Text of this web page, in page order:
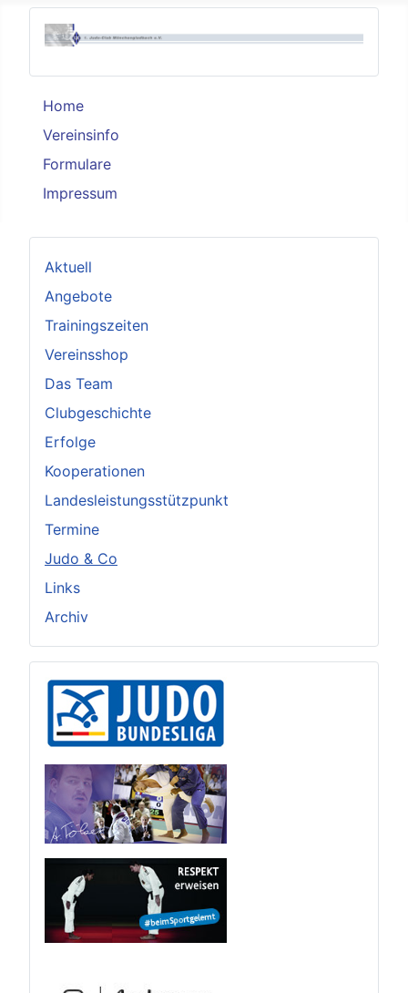
Home
Vereinsinfo
Formulare
Impressum
Aktuell
Angebote
Trainingszeiten
Vereinsshop
Das Team
Clubgeschichte
Erfolge
Kooperationen
Landesleistungsstützpunkt
Termine
Judo & Co
Links
Archiv